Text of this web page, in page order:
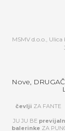
MSMV d.o.o.,
Nove,
čevlji ZA FANTE
JU JU BE
balerinke ZA